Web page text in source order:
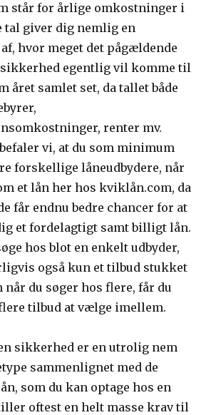
står for årlige omkostninger i
tal giver dig nemlig en
hvor meget det pågældende
egentlig vil komme til
året samlet set, da tallet både
renter mv.
vi, at du som minimum
forskellige låneudbydere, når
et lån her hos kviklån.com, da
får endnu bedre chancer for at
et fordelagtigt samt billigt lån.
hos blot en enkelt udbyder,
også kun et tilbud stukket
når du søger hos flere, får du
tilbud at vælge imellem.
sikkerhed er en utrolig nem
sammenlignet med de
som du kan optage hos en
oftest en helt masse krav til